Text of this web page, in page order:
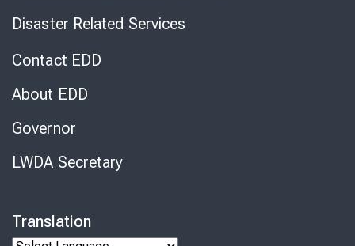
Disaster Related Services
Contact EDD
About EDD
Governor
LWDA Secretary
Translation